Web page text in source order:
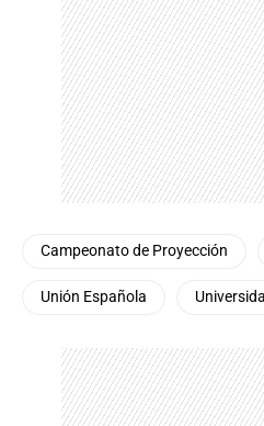
Campeonato de Proyección
Unión Española